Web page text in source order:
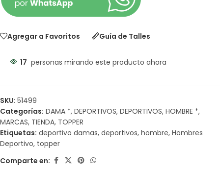
Agregar a Favoritos Guía de Talles
17 personas mirando este producto ahora
SKU: 51499
Categorías: DAMA *, DEPORTIVOS, DEPORTIVOS, HOMBRE *,
MARCAS, TIENDA, TOPPER
Etiquetas: deportivo damas, deportivos, hombre, Hombres
Deportivo, topper
Comparte en: